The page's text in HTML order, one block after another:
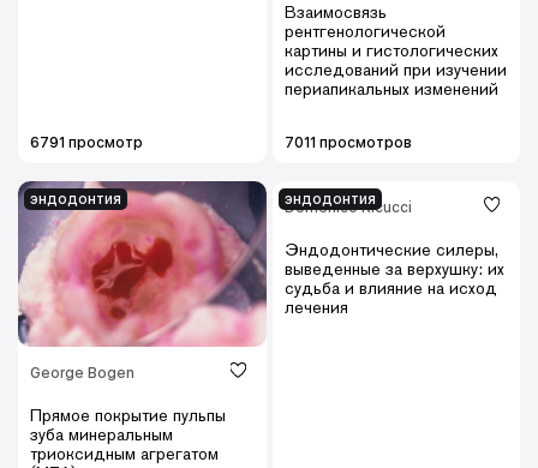
6791 просмотр
Взаимосвязь
рентгенологической
картины и гистологических
исследований при изучении
периапикальных изменений
7011 просмотров
эндодонтия
George Bogen
Прямое покрытие пульпы
зуба минеральным
триоксидным агрегатом
эндодонтия
Domenico Ricucci
Эндодонтические силеры,
выведенные за верхушку: их
судьба и влияние на исход
лечения